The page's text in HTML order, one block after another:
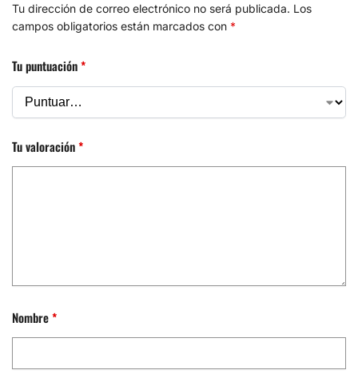
Tu dirección de correo electrónico no será publicada. Los
campos obligatorios están marcados con *
Tu puntuación*
Tu valoración*
Nombre*